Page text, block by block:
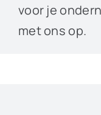
voor je
met ons op.